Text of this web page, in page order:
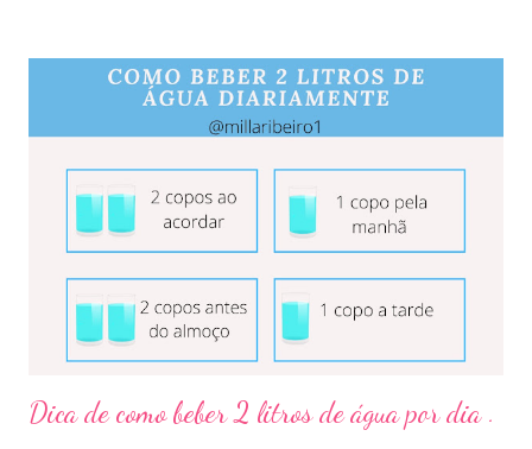
Dica de como beber 2 litros de água por dia .